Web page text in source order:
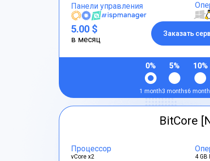
Панели управления
5.00 $
в месяц
Заказать
0%
1 month
5%
3 months
10%
6
BitCore
Процессор
vCore x2 4 GB